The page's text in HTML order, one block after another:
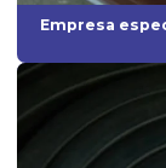
Fabricantes de
Fornecedor de
Fornecedor de
Empresa